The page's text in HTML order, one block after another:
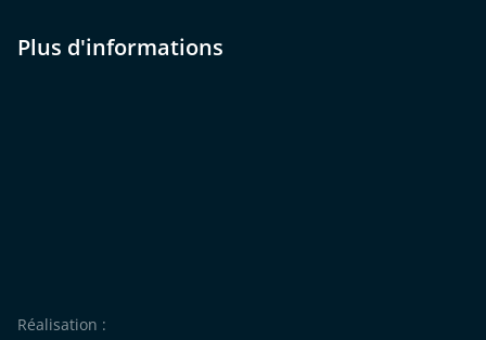
ont été expulsés du village à partir de l'été 1946. Dès
Plus d'informations
Réalisation :